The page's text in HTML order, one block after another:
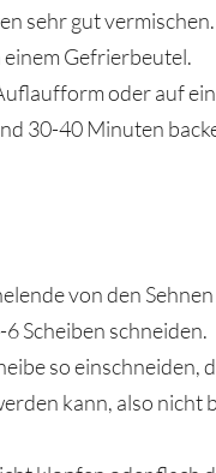
sehr gut
einem Gefrierbeutel.
oder auf
30-40 Minuten
von den
6 Scheiben schneiden.
so einschneiden,
kann, also nicht